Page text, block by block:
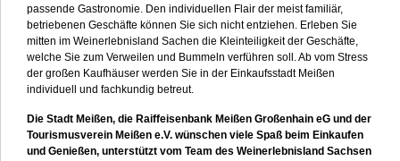
passende Gastronomie. Den individuellen Flair der meist familiär,
betriebenen Geschäfte können Sie sich nicht entziehen. Erleben Sie
mitten im Weinerlebnisland Sachen die Kleinteiligkeit der Geschäfte,
welche Sie zum Verweilen und Bummeln verführen soll. Ab vom Stress
der großen Kaufhäuser werden Sie in der Einkaufsstadt Meißen
individuell und fachkundig betreut.
Die Stadt Meißen, die Raiffeisenbank Meißen Großenhain eG und der
Tourismusverein Meißen e.V. wünschen viele Spaß beim Einkaufen
und Genießen, unterstützt vom Team des Weinerlebnisland Sachsen